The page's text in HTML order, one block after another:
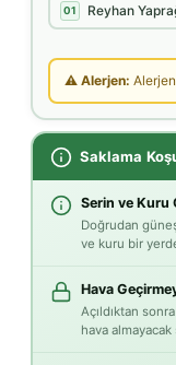
01 Reyhan
⚠ Alerjen:
Saklama
Serin ve Kuru
Doğrudan
ve kuru bir
Hava
Açıldıktan
hava